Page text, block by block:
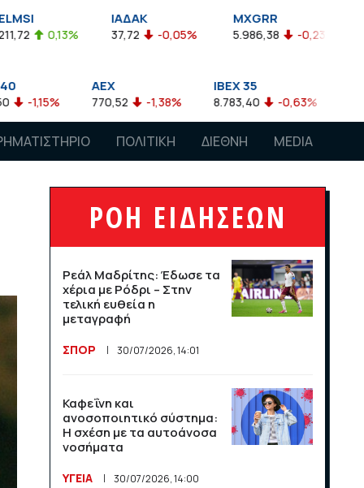
ΙΑΔΑΚ
37,72 -0,05%
MXGRR
5.986,38 -0,23%
ΣΑΓΔ
2.924,61
-1,38% 8.783,40 -0,63%
ATX
4.007,68 -0,57%
ΠΟΛΙΤΙΚΗ ΔΙΕΘΝΗ MEDIA
ΡΟΗ ΕΙΔΗΣΕΩΝ
Ρεάλ Μαδρίτης: Έδωσε τα
χέρια με Ρόδρι – Στην
τελική ευθεία η
μεταγραφή
ΣΠΟΡ 30/07/2026, 14:01
Καφεΐνη και
ανοσοποιητικό σύστημα:
Η σχέση με τα αυτοάνοσα
νοσήματα
ΥΓΕΙΑ 30/07/2026, 14:00